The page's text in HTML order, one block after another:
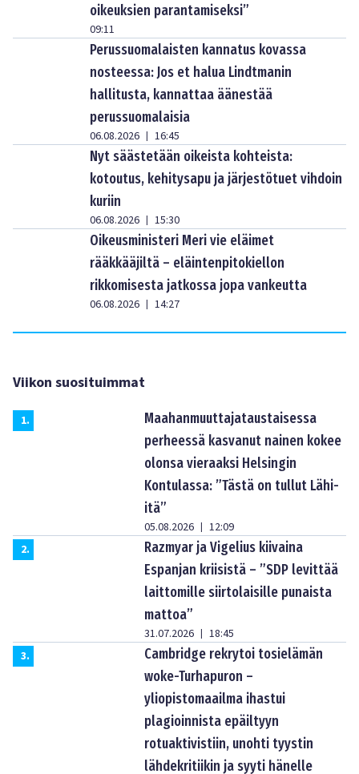
oikeuksien parantamiseksi”
09:11
Perussuomalaisten kannatus kovassa
nosteessa: Jos et halua Lindtmanin
hallitusta, kannattaa äänestää
perussuomalaisia
06.08.2026 | 16:45
Nyt säästetään oikeista kohteista:
kotoutus, kehitysapu ja järjestötuet vihdoin
kuriin
06.08.2026 | 15:30
Oikeusministeri Meri vie eläimet
rääkkääjiltä – eläintenpitokiellon
rikkomisesta jatkossa jopa vankeutta
06.08.2026 | 14:27
Viikon suosituimmat
1.
Maahanmuuttajataustaisessa
perheessä kasvanut nainen kokee
olonsa vieraaksi Helsingin
Kontulassa: ”Tästä on tullut Lähi-
itä”
05.08.2026 | 12:09
2.
Razmyar ja Vigelius kiivaina
Espanjan kriisistä – ”SDP levittää
laittomille siirtolaisille punaista
mattoa”
31.07.2026 | 18:45
3.
Cambridge rekrytoi tosielämän
woke-Turhapuron –
yliopistomaailma ihastui
plagioinnista epäiltyyn
rotuaktivistiin, unohti tyystin
lähdekritiikin ja syyti hänelle